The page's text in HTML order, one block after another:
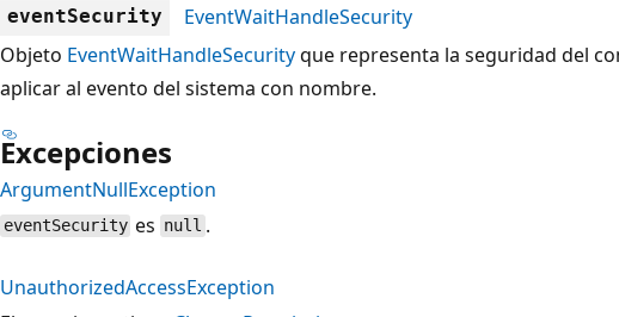
eventSecurity
EventWaitHandleSecurity
Objeto EventWaitHandleSecurityque representa la seguridad del
aplicar al evento del sistema con nombre.
Excepciones
ArgumentNullException
eventSecurity es null .
UnauthorizedAccessException